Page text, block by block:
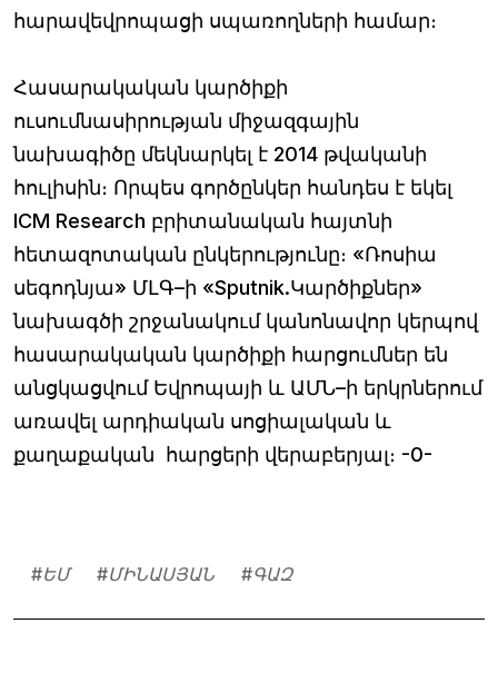
հարավեվրոպացի սպառողների համար։
Հասարակական կարծիքի
ուսումնասիրության միջազգային
նախագիծը մեկնարկել է 2014 թվականի
հուլիսին։ Որպես գործընկեր հանդես է եկել
ICM Research բրիտանական հայտնի
հետազոտական ընկերությունը։ «Ռոսիա
սեգոդնյա» ՄԼԳ–ի «Sputnik.Կարծիքներ»
նախագծի շրջանակում կանոնավոր կերպով
հասարակական կարծիքի հարցումներ են
անցկացվում Եվրոպայի և ԱՄՆ–ի երկրներում
առավել արդիական սոցիալական և
քաղաքական հարցերի վերաբերյալ։ -0-
#ԵՄ #ՄԻՆԱՍՅԱՆ #ԳԱԶ